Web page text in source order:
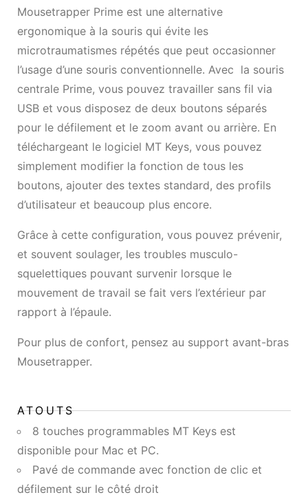
Mousetrapper Prime est une alternative
ergonomique à la souris qui évite les
microtraumatismes répétés que peut occasionner
l’usage d’une souris conventionnelle. Avec la souris
centrale Prime, vous pouvez travailler sans fil via
USB et vous disposez de deux boutons séparés
pour le défilement et le zoom avant ou arrière. En
téléchargeant le logiciel MT Keys, vous pouvez
simplement modifier la fonction de tous les
boutons, ajouter des textes standard, des profils
d’utilisateur et beaucoup plus encore.
Grâce à cette configuration, vous pouvez prévenir,
et souvent soulager, les troubles musculo-
squelettiques pouvant survenir lorsque le
mouvement de travail se fait vers l’extérieur par
rapport à l’épaule.
Pour plus de confort, pensez au support avant-bras
Mousetrapper.
ATOUTS
8 touches programmables MT Keys est
disponible pour Mac et PC.
Pavé de commande avec fonction de clic et
défilement sur le côté droit